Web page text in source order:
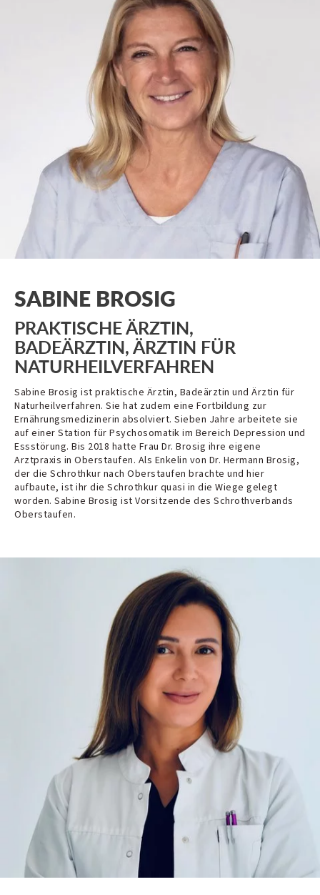
Mitgliedschaft in folgenden Gesellschaften:
Deutsche Gesellschaft für Innere Medizin
Deutsche Hochdruckliga
Gesellschaft für Ernährungsmedizin DAEM/DGEM
GSAAM Gesellschaft für Anti-Aging und Prävention
Schrothverband Oberstaufen
SABINE BROSIG
PRAKTISCHE ÄRZTIN,
BADEÄRZTIN, ÄRZTIN FÜR
NATURHEILVERFAHREN
Sabine Brosig ist praktische Ärztin, Badeärztin und Ärztin für
Naturheilverfahren. Sie hat zudem eine Fortbildung zur
Ernährungsmedizinerin absolviert. Sieben Jahre arbeitete sie
auf einer Station für Psychosomatik im Bereich Depression und
Essstörung. Bis 2018 hatte Frau Dr. Brosig ihre eigene
Arztpraxis in Oberstaufen. Als Enkelin von Dr. Hermann Brosig,
der die Schrothkur nach Oberstaufen brachte und hier
aufbaute, ist ihr die Schrothkur quasi in die Wiege gelegt
worden. Sabine Brosig ist Vorsitzende des Schrothverbands
Oberstaufen.